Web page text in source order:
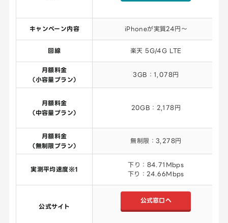
キャンペーン内容 iPhoneが実質24円～
回線 楽天 5G/4G LTE
月額料金
（小容量プラン）
3GB：1,078円
月額料金
（中容量プラン）
20GB：2,178円
月額料金
（無制限プラン）
無制限：3,278円
実測平均速度※1
下り：84.71Mbps
下り：24.66Mbps
公式サイト
公式窓口へ